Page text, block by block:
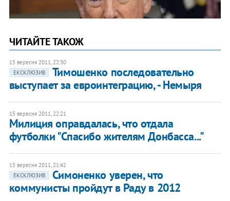
ЧИТАЙТЕ ТАКОЖ
15 вересня 2011, 22:30
ЕКСКЛЮЗИВ
Тимошенко последовательно
выступает за евроинтеграцию, - Немыря
15 вересня 2011, 22:21
Милиция оправдалась, что отдала
футболки "Спасибо жителям Донбасса..."
15 вересня 2011, 21:42
ЕКСКЛЮЗИВ
Симоненко уверен, что
коммунисты пройдут в Раду в 2012